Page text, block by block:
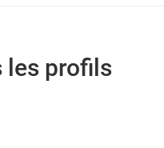
les profils